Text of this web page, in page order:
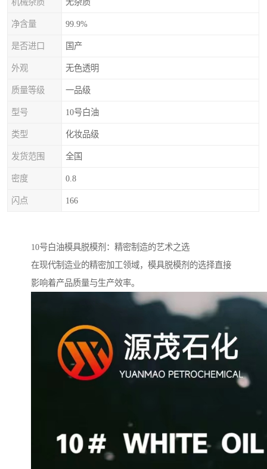
净含量 99.9%
是否进口 国产
外观 无色透明
质量等级 一品级
型号 10号白油
类型 化妆品级
发货范围 全国
密度 0.8
闪点 166
10号白油模具脱模剂：精密制造的艺术之选
在现代制造业的精密加工领域，模具脱模剂的选择直接
影响着产品质量与生产效率。